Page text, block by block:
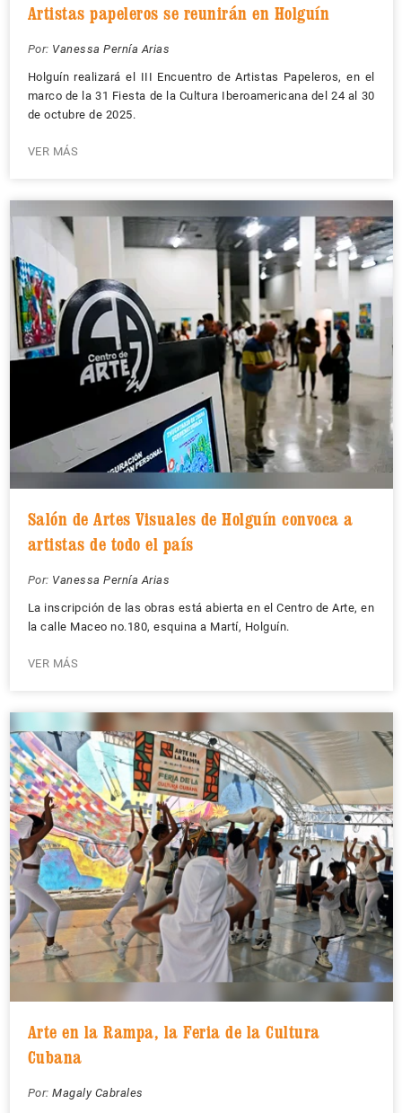
Artistas papeleros se reunirán en Holguín
Por: Vanessa Pernía Arias
Holguín realizará el III Encuentro de Artistas Papeleros, en el
marco de la 31 Fiesta de la Cultura Iberoamericana del 24 al 30
de octubre de 2025.
VER MÁS
Salón de Artes Visuales de Holguín convoca a
artistas de todo el país
Por: Vanessa Pernía Arias
La inscripción de las obras está abierta en el Centro de Arte, en
la calle Maceo no.180, esquina a Martí, Holguín.
VER MÁS
Arte en la Rampa, la Feria de la Cultura
Cubana
Por: Magaly Cabrales